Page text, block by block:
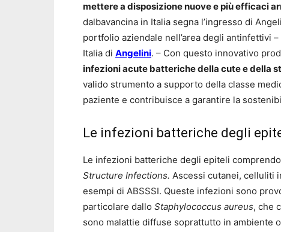
mettere a disposizione nuove e più efficaci
dalbavancina in Italia segna l’ingresso di
portfolio aziendale nell’area degli antinfettivi
Italia di Angelini. – Con questo innovativo
infezioni acute batteriche della cute e della
valido strumento a supporto della classe
paziente e contribuisce a garantire la
Le infezioni batteriche degli
Le infezioni batteriche degli epiteli
Structure Infections. Ascessi cutanei, celluliti
esempi di ABSSSI. Queste infezioni sono
particolare dallo Staphylococcus aureus, che
sono malattie diffuse soprattutto in ambiente